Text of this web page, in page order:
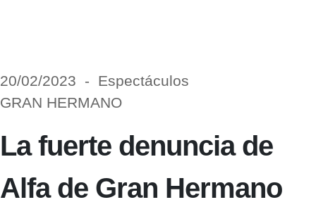
20/02/2023 - Espectáculos
GRAN HERMANO
La fuerte denuncia de
Alfa de Gran Hermano